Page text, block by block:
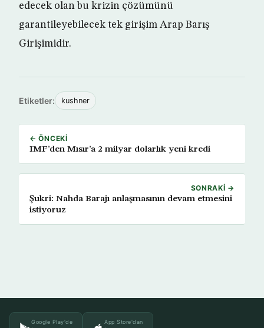
edecek olan bu krizin çözümünü
garantileyebilecek tek girişim Arap Barış
Girişimidir.
Etiketler: kushner
← ÖNCEKI
IMF’den Mısır’a 2 milyar dolarlık yeni kredi
SONRAKI →
Şukri: Nahda Barajı anlaşmasının devam etmesini
istiyoruz
Google Play'de App Store'dan